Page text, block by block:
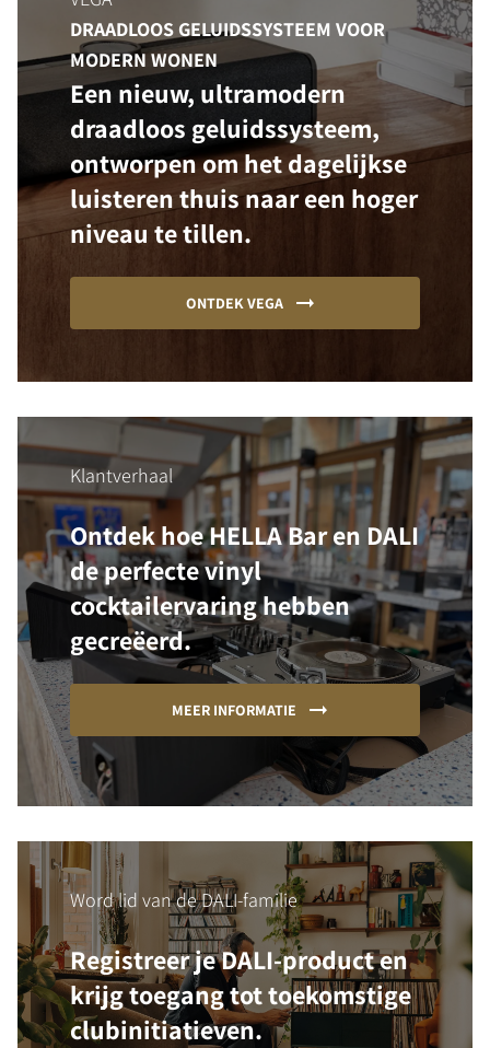
DRAADLOOS GELUIDSSYSTEEM VOOR
MODERN WONEN
Een nieuw, ultramodern
draadloos geluidssysteem,
ontworpen om het dagelijkse
luisteren thuis naar een hoger
niveau te tillen.
ONTDEK VEGA
Klantverhaal
Ontdek hoe HELLA Bar en DALI
de perfecte vinyl
cocktailervaring hebben
gecreëerd.
MEER INFORMATIE
Word lid van de DALI-familie
Registreer je DALI-product en
krijg toegang tot toekomstige
clubinitiatieven.